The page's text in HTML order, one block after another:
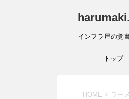
インフラ屋の覚
トップ
HOME > ラー